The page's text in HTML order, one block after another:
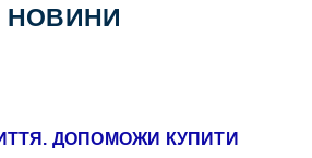
НОВИНИ
ДОПОМОЖИ КУПИТИ